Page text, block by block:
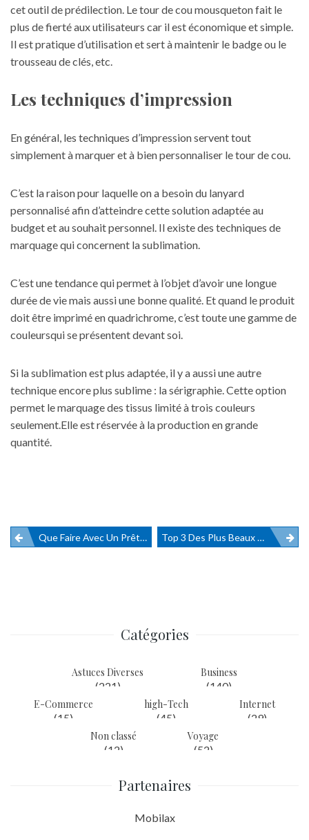
cet outil de prédilection. Le tour de cou mousqueton fait le
plus de fierté aux utilisateurs car il est économique et simple.
Il est pratique d’utilisation et sert à maintenir le badge ou le
trousseau de clés, etc.
Les techniques d’impression
En général, les techniques d’impression servent tout
simplement à marquer et à bien personnaliser le tour de cou.
C’est la raison pour laquelle on a besoin du lanyard
personnalisé afin d’atteindre cettesolution adaptée au
budgetet au souhait personnel. Il existe des techniques de
marquage qui concernent la sublimation.
C’est une tendance qui permet à l’objet d’avoir une longue
durée de vie mais aussi une bonne qualité. Et quand le produit
doit être imprimé en quadrichrome, c’est toute une gamme de
couleursqui se présentent devant soi.
Si la sublimation est plus adaptée, il y a aussi une autre
technique encore plus sublime : la sérigraphie. Cette option
permet le marquage des tissus limité à trois couleurs
seulement.Elle est réservée à la production en grande
quantité.
Navigation
Que Faire Avec Un Prêt Hypothécaire? Top 3 Des Plus Beaux Archipels À Envisager Comme Destination De Voyage
Catégories
Astuces Diverses
(221)
Business
(140)
E-Commerce
(15)
high-Tech
(45)
Internet
(29)
Non classé
(12)
Voyage
(52)
Partenaires
Mobilax